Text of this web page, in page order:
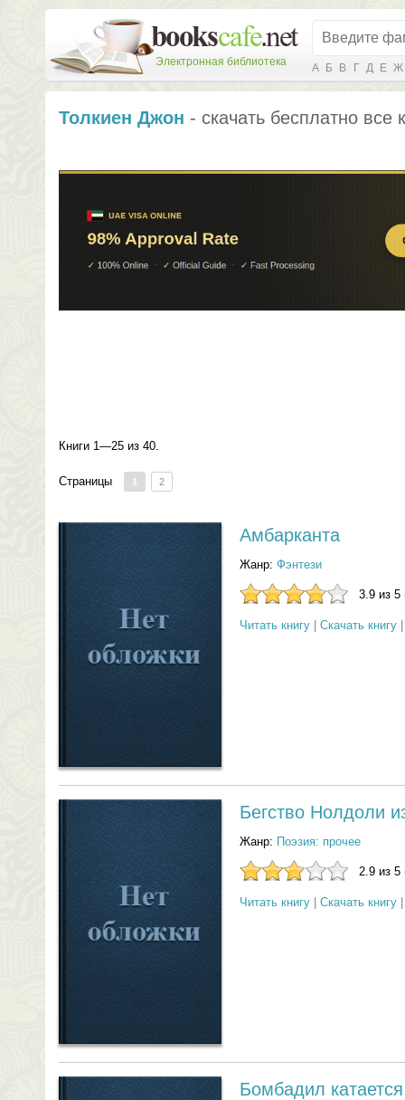
Электронная библиотека А Б В Г Д Е Ж
Толкиен Джон - скачать бесплатно все
Книги 1—25 из 40.
Страницы 1 2
Амбарканта
Жанр: Фэнтези
3.9 из 5
Читать книгу Скачать книгу
Бегство Нолдоли
Жанр: Поэзия: прочее
2.9 из 5
Читать книгу Скачать книгу
Бомбадил